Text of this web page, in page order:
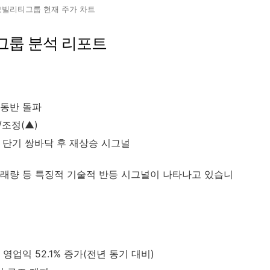
리티그룹 현재 주가 차트
룹 분석 리포트
반 돌파
조정(▲)
기 쌍바닥 후 재상승 시그널
량 등 특징적 기술적 반등 시그널이 나타나고 있습니
업익 52.1% 증가(전년 동기 대비)